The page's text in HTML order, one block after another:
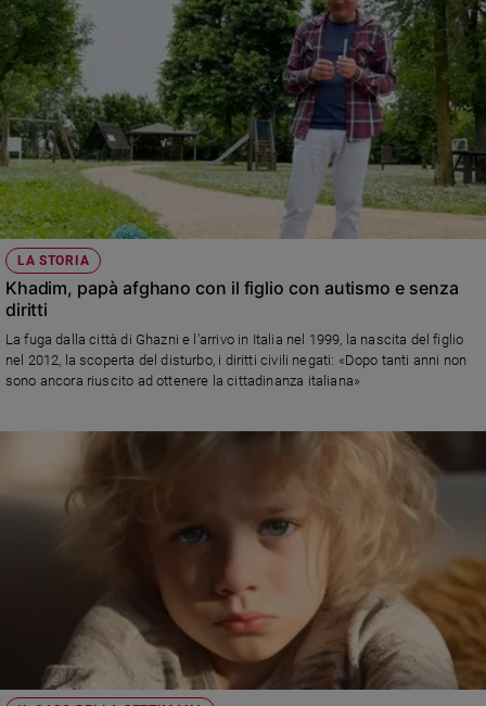
LA STORIA
Khadim, papà afghano con il figlio con autismo e senza
diritti
La fuga dalla città di Ghazni e l'arrivo in Italia nel 1999, la nascita del figlio
nel 2012, la scoperta del disturbo, i diritti civili negati: «Dopo tanti anni non
sono ancora riuscito ad ottenere la cittadinanza italiana»